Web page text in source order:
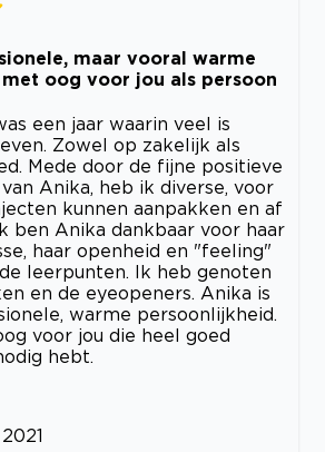
maar vooral warme
oog voor jou als persoon
een jaar waarin veel is
Zowel op zakelijk als
Mede door de fijne positieve
Anika, heb ik diverse, voor
kunnen aanpakken en af
ben Anika dankbaar voor haar
haar openheid en "feeling"
leerpunten. Ik heb genoten
en de eyeopeners. Anika is
warme persoonlijkheid.
voor jou die heel goed
hebt.